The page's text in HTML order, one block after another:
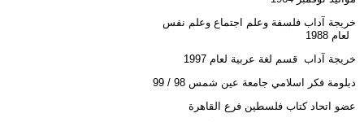
خريجة آداب فلسفة وعلم اجتماع وعلم نفس
لعام 1988
خريجة آداب قسم لغة عربية لعام 1997
دبلومة فكر اسلامي جامعة عين شمس 98 / 99
عضو اتحاد كتاب فلسطين فرع القاهرة